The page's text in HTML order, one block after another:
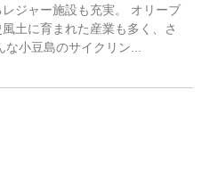
ジャー施設も充実。 オリーブ
土に育まれた産業も多く、さ
な小豆島のサイクリン...